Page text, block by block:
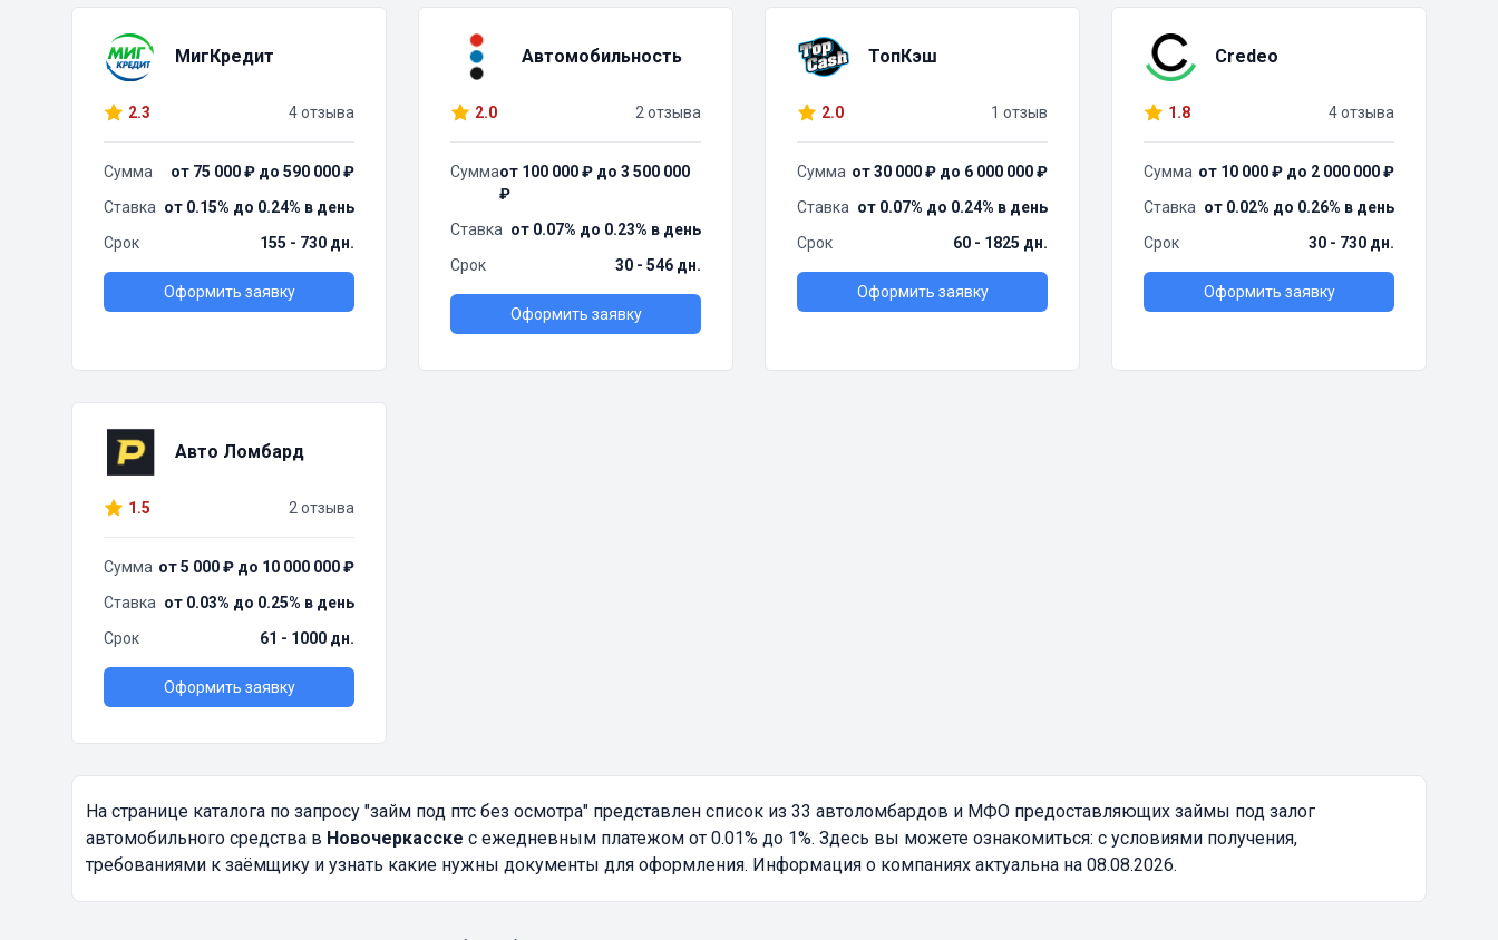
МигКредит
2.3 4 отзыва
Сумма
от 75 000 ₽ до 590 000 ₽
Ставка от 0.15% до 0.24% в день
Срок
155 - 730 дн.
Оформить заявку
Автомобильность
2.0 2 отзыва
Суммаот 100 000 ₽ до 3 500 000
₽
Ставка от 0.07% до 0.23% в день
Срок
30 - 546 дн.
Оформить заявку
ТопКэш
2.0 1 отзыв
Сумма от 30 000 ₽ до 6 000 000 ₽
Ставка от 0.07% до 0.24% в день
Срок
60 - 1825 дн.
Оформить заявку
Credeo
1.8 4 отзыва
Сумма от 10 000 ₽ до 2 000 000 ₽
Ставка от 0.02% до 0.26% в день
Срок
30 - 730 дн.
Оформить заявку
Авто Ломбард
1.5 2 отзыва
Сумма от 5 000 ₽ до 10 000 000 ₽
Ставка от 0.03% до 0.25% в день
Срок
61 - 1000 дн.
Оформить заявку
На странице каталога по запросу "займ под птс без осмотра" представлен список из 33 автоломбардов и МФО предоставляющих займы под залог
автомобильного средства в Новочеркасске с ежедневным платежом от 0.01% до 1%. Здесь вы можете ознакомиться: с условиями получения,
требованиями к заёмщику и узнать какие нужны документы для оформления. Информация о компаниях актуальна на 08.08.2026.